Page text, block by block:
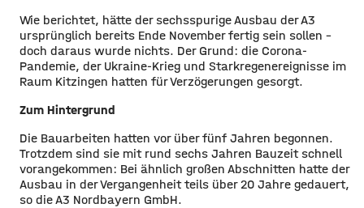
Wie berichtet, hätte der sechsspurige Ausbau der A3
ursprünglich bereits Ende November fertig sein sollen –
doch daraus wurde nichts. Der Grund: die Corona-
Pandemie, der Ukraine-Krieg und Starkregenereignisse im
Raum Kitzingen hatten für Verzögerungen gesorgt.
Zum Hintergrund
Die Bauarbeiten hatten vor über fünf Jahren begonnen.
Trotzdem sind sie mit rund sechs Jahren Bauzeit schnell
vorangekommen: Bei ähnlich großen Abschnitten hatte der
Ausbau in der Vergangenheit teils über 20 Jahre gedauert,
so die A3 Nordbayern GmbH.